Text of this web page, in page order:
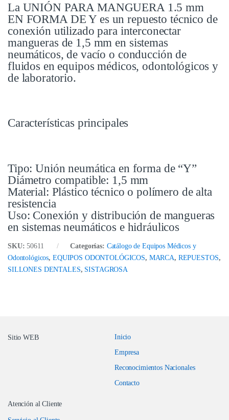
La UNIÓN PARA MANGUERA 1.5 mm
EN FORMA DE Y es un repuesto técnico de
conexión utilizado para interconectar
mangueras de 1,5 mm en sistemas
neumáticos, de vacío o conducción de
fluidos en equipos médicos, odontológicos y
de laboratorio.
Características principales
Tipo: Unión neumática en forma de “Y”
Diámetro compatible: 1,5 mm
Material: Plástico técnico o polímero de alta
resistencia
Uso: Conexión y distribución de mangueras
en sistemas neumáticos e hidráulicos
SKU:50611 Categorías: Catálogo de Equipos Médicos y
Odontológicos, EQUIPOS ODONTOLÓGICOS, MARCA, REPUESTOS,
SILLONES DENTALES, SISTAGROSA
Sitio WEB
Inicio
Empresa
Reconocimientos Nacionales
Contacto
Atención al Cliente